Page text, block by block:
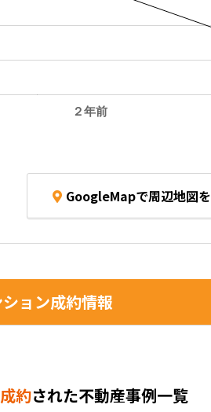
２年前
GoogleMapで周辺地図
ョン成約情報
成約された不動産事例一覧